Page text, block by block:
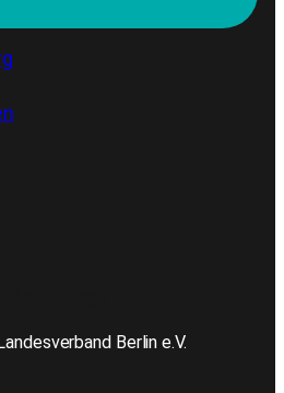
Berlin e.V.